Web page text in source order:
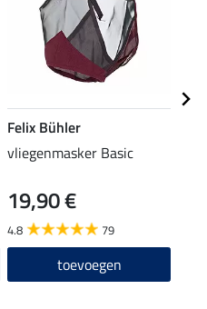
Felix Bühler
vliegenmasker Basic
19,90 €
4.8 79
toevoegen